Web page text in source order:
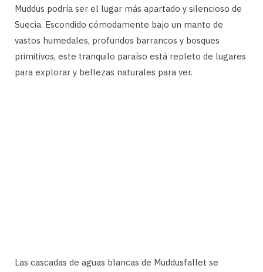
Muddus podría ser el lugar más apartado y silencioso de
Suecia. Escondido cómodamente bajo un manto de
vastos humedales, profundos barrancos y bosques
primitivos, este tranquilo paraíso está repleto de lugares
para explorar y bellezas naturales para ver.
Las cascadas de aguas blancas de Muddusfallet se